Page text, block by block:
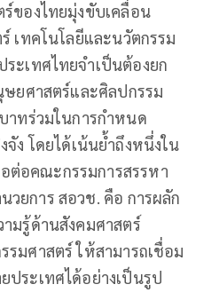
ของไทยมุ่งขับเคลื่อน
เทคโนโลยีและนวัตกรรม
ะเทศไทยจำเป็นต้องยก
ยศาสตร์และศิลปกรรม
าทร่วมในการกำหนด
จัง โดยได้เน้นย้ำถึงหนึ่งใน
ต่อคณะกรรมการสรรหา
วยการ สอวช. คือ การผลัก
มรู้ด้านสังคมศาสตร์
มศาสตร์ ให้สามารถเชื่อม
ประเทศได้อย่างเป็นรูป